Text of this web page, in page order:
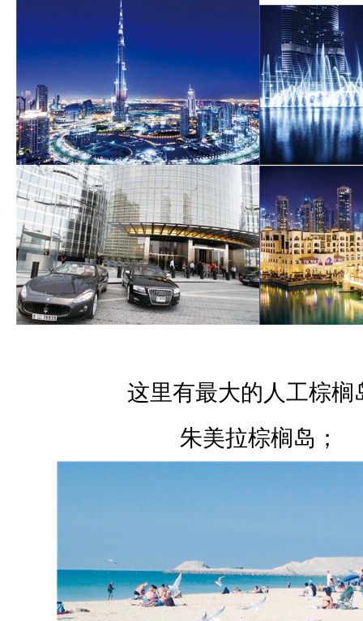
这里有最大的人工棕榈
朱美拉棕榈岛；